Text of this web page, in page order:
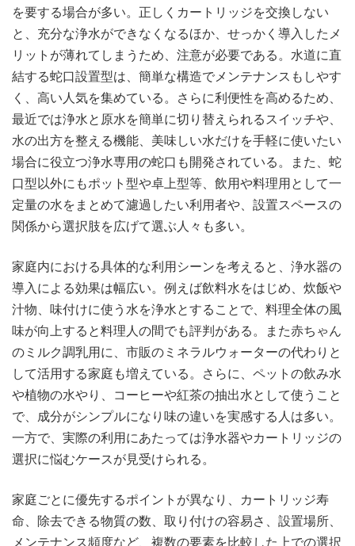
を要する場合が多い。正しくカートリッジを交換しない
と、充分な浄水ができなくなるほか、せっかく導入したメ
リットが薄れてしまうため、注意が必要である。水道に直
結する蛇口設置型は、簡単な構造でメンテナンスもしやす
く、高い人気を集めている。さらに利便性を高めるため、
最近では浄水と原水を簡単に切り替えられるスイッチや、
水の出方を整える機能、美味しい水だけを手軽に使いたい
場合に役立つ浄水専用の蛇口も開発されている。また、蛇
口型以外にもポット型や卓上型等、飲用や料理用として一
定量の水をまとめて濾過したい利用者や、設置スペースの
関係から選択肢を広げて選ぶ人々も多い。
家庭内における具体的な利用シーンを考えると、浄水器の
導入による効果は幅広い。例えば飲料水をはじめ、炊飯や
汁物、味付けに使う水を浄水とすることで、料理全体の風
味が向上すると料理人の間でも評判がある。また赤ちゃん
のミルク調乳用に、市販のミネラルウォーターの代わりと
して活用する家庭も増えている。さらに、ペットの飲み水
や植物の水やり、コーヒーや紅茶の抽出水として使うこと
で、成分がシンプルになり味の違いを実感する人は多い。
一方で、実際の利用にあたっては浄水器やカートリッジの
選択に悩むケースが見受けられる。
家庭ごとに優先するポイントが異なり、カートリッジ寿
命、除去できる物質の数、取り付けの容易さ、設置場所、
メンテナンス頻度など、複数の要素を比較した上での選択